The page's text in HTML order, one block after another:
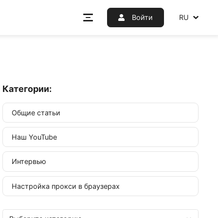
Войти
Общие статьи
Наш YouTube
Интервью